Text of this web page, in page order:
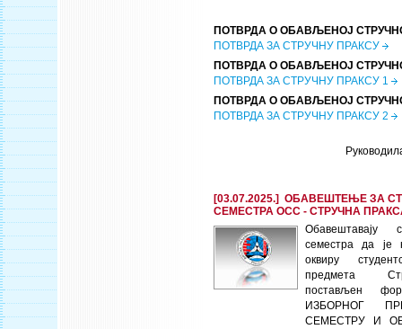
ПОТВРДА О ОБАВЉЕНОЈ
ПОТВРДА ЗА СТРУЧНУ ПРАКСУ
ПОТВРДА О ОБАВЉЕНОЈ
ПОТВРДА ЗА СТРУЧНУ ПРАКСУ 1
ПОТВРДА О ОБАВЉЕНОЈ
ПОТВРДА ЗА СТРУЧНУ ПРАКСУ 2
[03.07.2025.] ОБАВЕШТЕЊЕ ЗА
СЕМЕСТРА ОСС - СТРУЧНА
семестра да је
оквиру
предмета
постављен
ИЗБОРНОГ
СЕМЕСТРУ И